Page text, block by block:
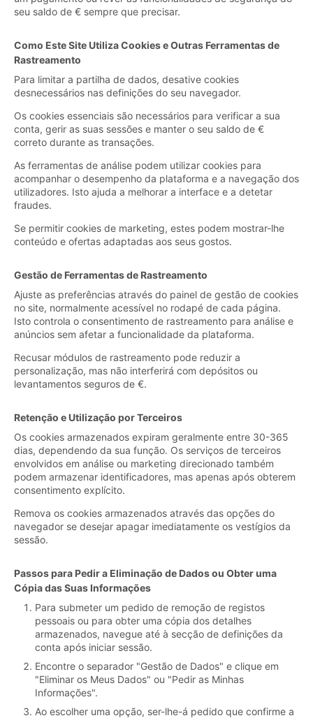
seu saldo de € sempre que precisar.
Como Este Site Utiliza Cookies e Outras Ferramentas de
Rastreamento
Para limitar a partilha de dados, desative cookies
desnecessários nas definições do seu navegador.
Os cookies essenciais são necessários para verificar a sua
conta, gerir as suas sessões e manter o seu saldo de €
correto durante as transações.
As ferramentas de análise podem utilizar cookies para
acompanhar o desempenho da plataforma e a navegação dos
utilizadores. Isto ajuda a melhorar a interface e a detetar
fraudes.
Se permitir cookies de marketing, estes podem mostrar-lhe
conteúdo e ofertas adaptadas aos seus gostos.
Gestão de Ferramentas de Rastreamento
Ajuste as preferências através do painel de gestão de cookies
no site, normalmente acessível no rodapé de cada página.
Isto controla o consentimento de rastreamento para análise e
anúncios sem afetar a funcionalidade da plataforma.
Recusar módulos de rastreamento pode reduzir a
personalização, mas não interferirá com depósitos ou
levantamentos seguros de €.
Retenção e Utilização por Terceiros
Os cookies armazenados expiram geralmente entre 30-365
dias, dependendo da sua função. Os serviços de terceiros
envolvidos em análise ou marketing direcionado também
podem armazenar identificadores, mas apenas após obterem
consentimento explícito.
Remova os cookies armazenados através das opções do
navegador se desejar apagar imediatamente os vestígios da
sessão.
Passos para Pedir a Eliminação de Dados ou Obter uma
Cópia das Suas Informações
Para submeter um pedido de remoção de registos
pessoais ou para obter uma cópia dos detalhes
armazenados, navegue até à secção de definições da
conta após iniciar sessão.
Encontre o separador "Gestão de Dados" e clique em
"Eliminar os Meus Dados" ou "Pedir as Minhas
Informações".
Ao escolher uma opção, ser-lhe-á pedido que confirme a